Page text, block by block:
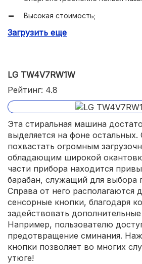
Высокая стоимость;
Сушка работает только по
Загрузить еще
LG TW4V7RW1W
Рейтинг: 4.8
Эта стиральная машина
выделяется на фоне остальных.
похвастать огромным
обладающим широкой
части прибора находится
барабан, служащий для выбора
Справа от него располагаются
сенсорные кнопки, благодаря
задействовать
Например, пользователю
предотвращение сминания.
кнопки позволяет во многих
утюге!